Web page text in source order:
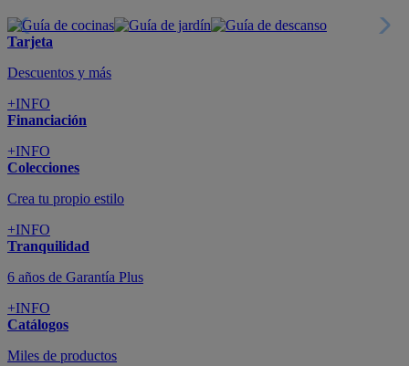
Tarjeta
Descuentos y más
+INFO
Financiación
+INFO
Colecciones
Crea tu propio estilo
+INFO
Tranquilidad
6 años de Garantía Plus
+INFO
Catálogos
Miles de productos